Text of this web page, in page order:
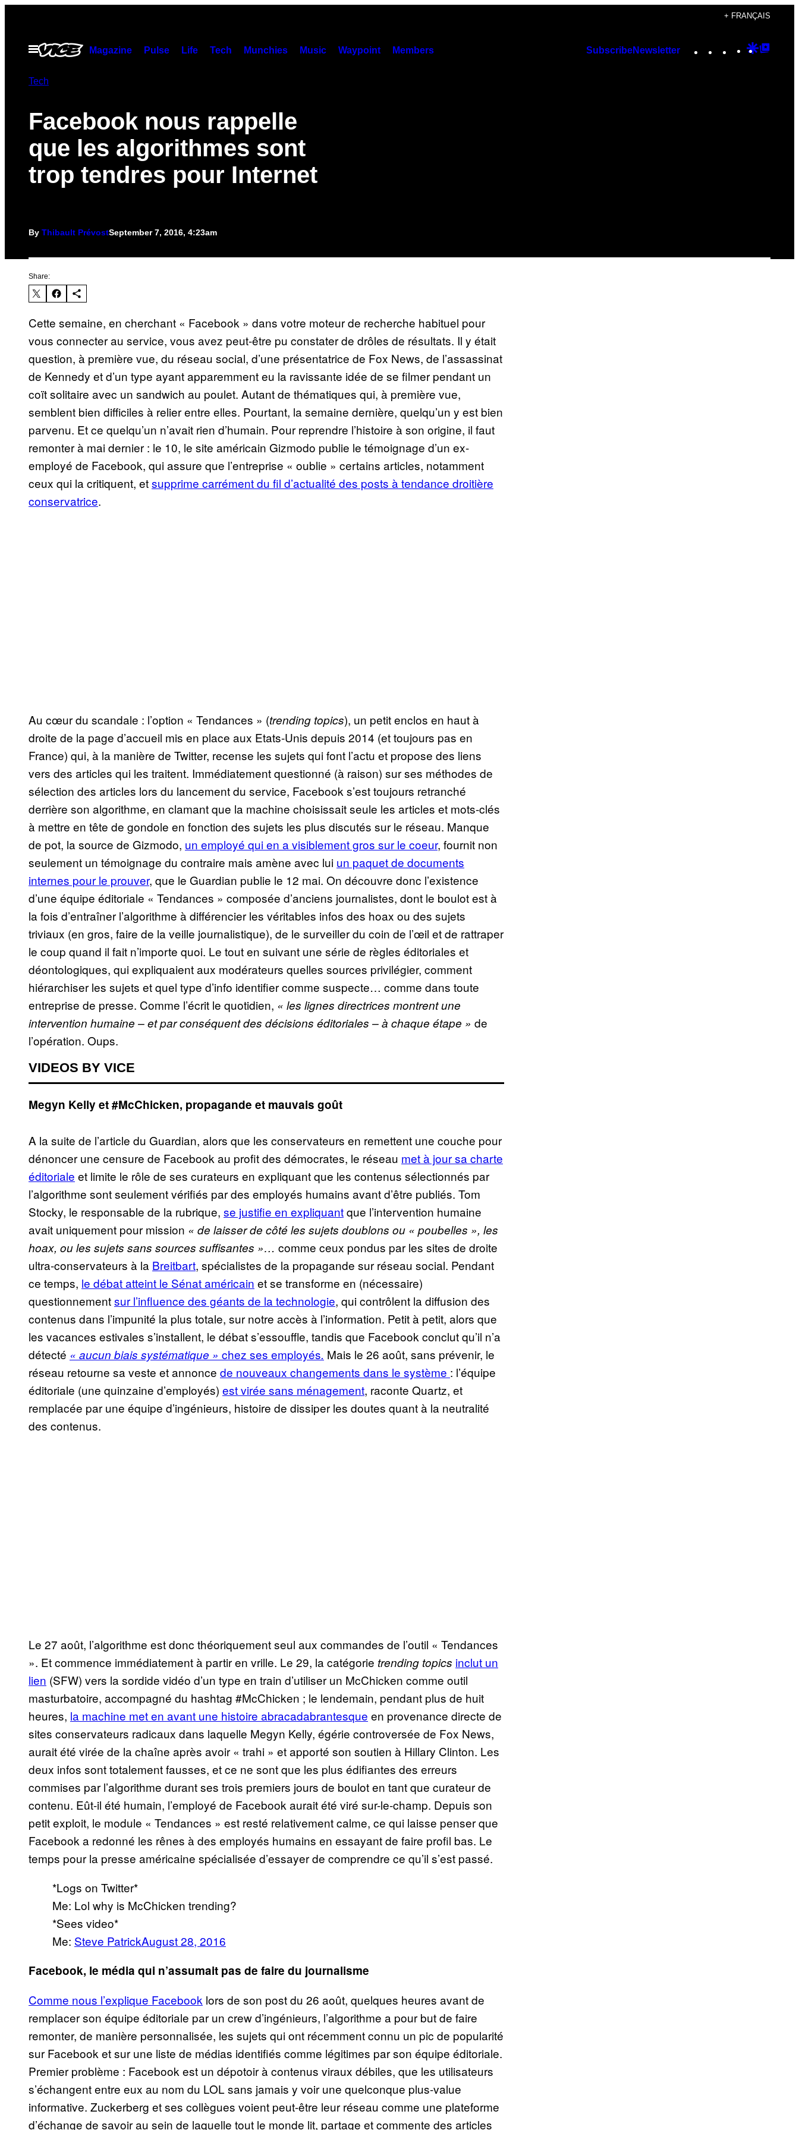
content
+ FRANÇAIS
Open
Menu
Magazine Pulse Life Tech Munchies Music Waypoint Members SubscribeNewsletter Instagram
TikTok
YouTube
Google
Tech
Facebook nous rappelle
que les algorithmes sont
trop tendres pour Internet
By Thibault PrévostSeptember 7, 2016, 4:23am
Share:
Cette semaine, en cherchant « Facebook » dans votre moteur de recherche habituel pour
vous connecter au service, vous avez peut-être pu constater de drôles de résultats. Il y était
question, à première vue, du réseau social, d’une présentatrice de Fox News, de l’assassinat
de Kennedy et d’un type ayant apparemment eu la ravissante idée de se filmer pendant un
coït solitaire avec un sandwich au poulet. Autant de thématiques qui, à première vue,
semblent bien difficiles à relier entre elles. Pourtant, la semaine dernière, quelqu’un y est bien
parvenu. Et ce quelqu’un n’avait rien d’humain. Pour reprendre l’histoire à son origine, il faut
remonter à mai dernier : le 10, le site américain Gizmodo publie le témoignage d’un ex-
employé de Facebook, qui assure que l’entreprise « oublie » certains articles, notamment
ceux qui la critiquent, etsupprime carrément du fil d’actualité des posts à tendance droitière
conservatrice.
Au cœur du scandale : l’option « Tendances » (trending topics), un petit enclos en haut à
droite de la page d’accueil mis en place aux Etats-Unis depuis 2014 (et toujours pas en
France) qui, à la manière de Twitter, recense les sujets qui font l’actu et propose des liens
vers des articles qui les traitent. Immédiatement questionné (à raison) sur ses méthodes de
sélection des articles lors du lancement du service, Facebook s’est toujours retranché
derrière son algorithme, en clamant que la machine choisissait seule les articles et mots-clés
à mettre en tête de gondole en fonction des sujets les plus discutés sur le réseau. Manque
de pot, la source de Gizmodo, un employé qui en a visiblement gros sur le coeur, fournit non
seulement un témoignage du contraire mais amène avec lui un paquet de documents
internes pour le prouver, que le Guardian publie le 12 mai. On découvre donc l’existence
d’une équipe éditoriale « Tendances » composée d’anciens journalistes, dont le boulot est à
la fois d’entraîner l’algorithme à différencier les véritables infos des hoax ou des sujets
triviaux (en gros, faire de la veille journalistique), de le surveiller du coin de l’œil et de rattraper
le coup quand il fait n’importe quoi. Le tout en suivant une série de règles éditoriales et
déontologiques, qui expliquaient aux modérateurs quelles sources privilégier, comment
hiérarchiser les sujets et quel type d’info identifier comme suspecte… comme dans toute
entreprise de presse. Comme l’écrit le quotidien, « les lignes directrices montrent une
intervention humaine – et par conséquent des décisions éditoriales – à chaque étape » de
l’opération. Oups.
VIDEOS BY VICE
Megyn Kelly et #McChicken, propagande et mauvais goût
A la suite de l’article du Guardian, alors que les conservateurs en remettent une couche pour
dénoncer une censure de Facebook au profit des démocrates, le réseau met à jour sa charte
éditoriale et limite le rôle de ses curateurs en expliquant que les contenus sélectionnés par
l’algorithme sont seulement vérifiés par des employés humains avant d’être publiés. Tom
Stocky, le responsable de la rubrique, se justifie en expliquantque l’intervention humaine
avait uniquement pour mission « de laisser de côté les sujets doublons ou « poubelles », les
hoax, ou les sujets sans sources suffisantes »… comme ceux pondus par les sites de droite
ultra-conservateurs à la Breitbart, spécialistes de la propagande sur réseau social. Pendant
ce temps, le débat atteint le Sénat américain et se transforme en (nécessaire)
questionnementsur l’influence des géants de la technologie, qui contrôlent la diffusion des
contenus dans l’impunité la plus totale, sur notre accès à l’information. Petit à petit, alors que
les vacances estivales s’installent, le débat s’essouffle, tandis que Facebook conclut qu’il n’a
détecté « aucun biais systématique » chez ses employés. Mais le 26 août, sans prévenir, le
réseau retourne sa veste et annonce de nouveaux changements dans le système : l’équipe
éditoriale (une quinzaine d’employés) est virée sans ménagement, raconte Quartz, et
remplacée par une équipe d’ingénieurs, histoire de dissiper les doutes quant à la neutralité
des contenus.
Le 27 août, l’algorithme est donc théoriquement seul aux commandes de l’outil « Tendances
». Et commence immédiatement à partir en vrille. Le 29, la catégorie trending topics inclut un
lien (SFW) vers la sordide vidéo d’un type en train d’utiliser un McChicken comme outil
masturbatoire, accompagné du hashtag #McChicken ; le lendemain, pendant plus de huit
heures, la machine met en avant une histoire abracadabrantesque en provenance directe de
sites conservateurs radicaux dans laquelle Megyn Kelly, égérie controversée de Fox News,
aurait été virée de la chaîne après avoir « trahi » et apporté son soutien à Hillary Clinton. Les
deux infos sont totalement fausses, et ce ne sont que les plus édifiantes des erreurs
commises par l’algorithme durant ses trois premiers jours de boulot en tant que curateur de
contenu. Eût-il été humain, l’employé de Facebook aurait été viré sur-le-champ. Depuis son
petit exploit, le module « Tendances » est resté relativement calme, ce qui laisse penser que
Facebook a redonné les rênes à des employés humains en essayant de faire profil bas. Le
temps pour la presse américaine spécialisée d’essayer de comprendre ce qu’il s’est passé.
*Logs on Twitter*
Me: Lol why is McChicken trending?
*Sees video*
Me: Steve PatrickAugust 28, 2016
Facebook, le média qui n’assumait pas de faire du journalisme
Comme nous l’explique Facebook lors de son post du 26 août, quelques heures avant de
remplacer son équipe éditoriale par un crew d’ingénieurs, l’algorithme a pour but de faire
remonter, de manière personnalisée, les sujets qui ont récemment connu un pic de popularité
sur Facebook et sur une liste de médias identifiés comme légitimes par son équipe éditoriale.
Premier problème : Facebook est un dépotoir à contenus viraux débiles, que les utilisateurs
s’échangent entre eux au nom du LOL sans jamais y voir une quelconque plus-value
informative. Zuckerberg et ses collègues voient peut-être leur réseau comme une plateforme
d’échange de savoir au sein de laquelle tout le monde lit, partage et commente des articles